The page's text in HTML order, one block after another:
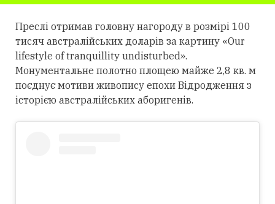
Преслі отримав головну нагороду в розмірі 100
тисяч австралійських доларів за картину «Our
lifestyle of tranquillity undisturbed».
Монументальне полотно площею майже 2,8 кв. м
поєднує мотиви живопису епохи Відродження з
історією австралійських аборигенів.